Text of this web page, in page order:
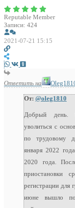
Reputable Member
Записи: 424
2021-07-21 15:15
Ответить на
От: @oleg1810
Добрый день.
уволиться с
по трудовому
января 2022
2020 года.
приостановки
регистрации для
июне вышло